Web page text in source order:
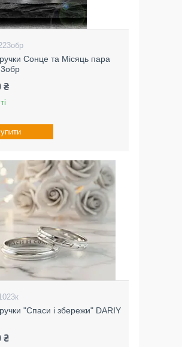
Сонце та Місяць пара
₴
"Спаси і збережи" DARIY
₴